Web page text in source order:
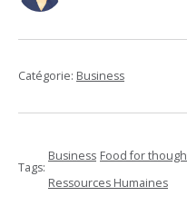
Catégorie: Business
Tags:
Business Food for
Ressources Humaines